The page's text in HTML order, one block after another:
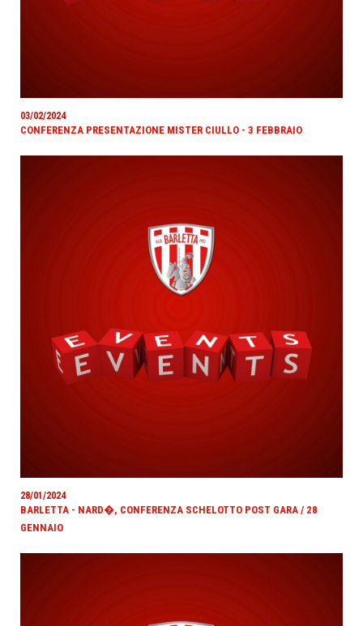
03/02/2024
CONFERENZA PRESENTAZIONE MISTER CIULLO - 3 FEBBRAIO
28/01/2024
BARLETTA - NARD�, CONFERENZA SCHELOTTO POST GARA / 28
GENNAIO